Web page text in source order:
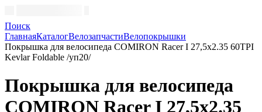
Поиск
ГлавнаяКаталогВелозапчастиВелопокрышки
Покрышка для велосипеда COMIRON Racer I 27,5x2.35 60TPI
Kevlar Foldable /уп20/
Покрышка для велосипеда
COMIRON Racer I 27,5x2.35